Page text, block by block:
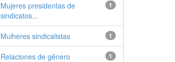
1
Mujeres presidentas de
sindicatos...
1
Mulheres sindicalistas
1
Relaciones de gênero